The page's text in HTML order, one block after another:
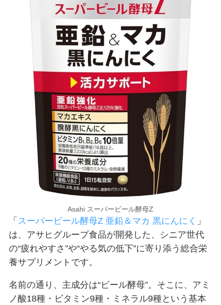
Asahi スーパービール酵母Z
「 スーパービール酵母Z 亜鉛＆マカ 黒にんにく 」
は、アサヒグループ食品が開発した、シニア世代
の“疲れやすさ”や“やる気の低下”に寄り添う総合栄
養サプリメントです。
名前の通り、主成分は“ビール酵母”。そこに、アミ
ノ酸18種・ビタミン9種・ミネラル9種という基本